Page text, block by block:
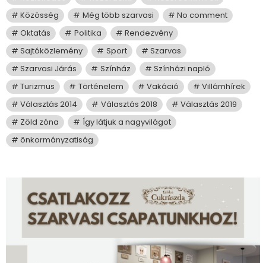
Közösség
Még több szarvasi
No comment
Oktatás
Politika
Rendezvény
Sajtóközlemény
Sport
Szarvas
Szarvasi Járás
Színház
Színházi napló
Turizmus
Történelem Vakáció
Villámhírek
Választás 2014
Választás 2018
Választás 2019
Zöld zóna
Így látjuk a nagyvilágot
önkormányzatiság